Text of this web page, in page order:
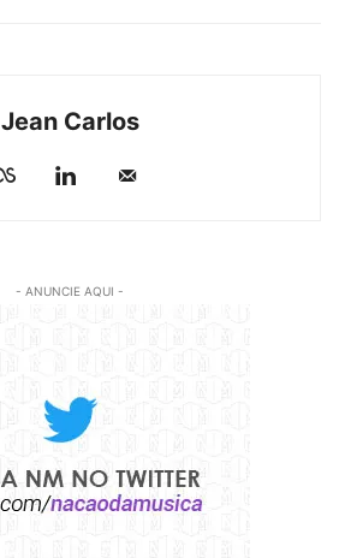
Jean Carlos
- ANUNCIE AQUI -